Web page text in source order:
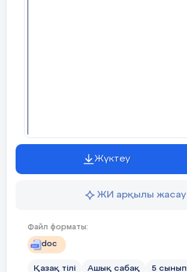
Жүктеу
ЖИ арқылы жасау
Файл форматы:
doc
Қазақ тілі Ашық сабақ 5 сынып